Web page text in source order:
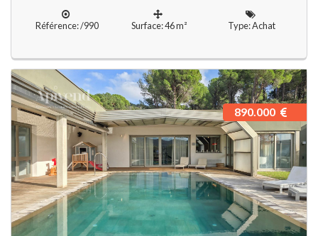
Référence: /990 Surface: 46 m² Type: Achat
890.000